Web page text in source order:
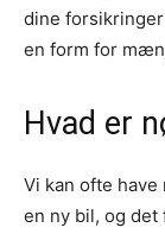
dine
en form for
Hvad er
Vi kan ofte
en ny bil, og det